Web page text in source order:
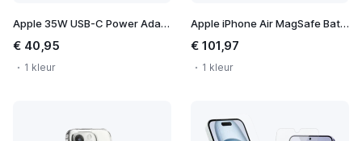
Apple 35W USB-C Power Adapter
€ 40,95
1 kleur
Apple iPhone Air MagSafe Battery
€ 101,97
1 kleur